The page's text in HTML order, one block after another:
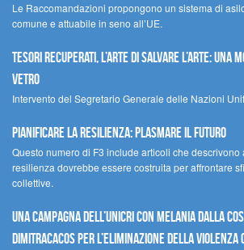
Le Raccomandazioni propongono un sistema di
comune e attuabile in seno all’UE.
Tesori recuperati, l’arte di salvare l’arte: una
Vetro
Intervento del Segretario Generale delle Nazioni
Pianificare la resilienza: plasmare il futuro
Questo numero di F3 include articoli che descrivono
resilienza dovrebbe essere costruita per affrontare
collettive.
Una campagna dell’UNICRI con Melania Dalla
Dimitracacos per l’eliminazione della